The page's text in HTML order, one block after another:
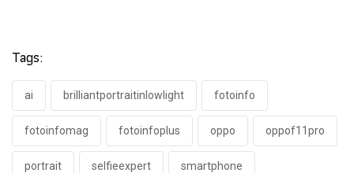
Tags:
ai brilliantportraitinlowlight fotoinfo
fotoinfomag fotoinfoplus oppo oppof11pro
portrait selfieexpert smartphone